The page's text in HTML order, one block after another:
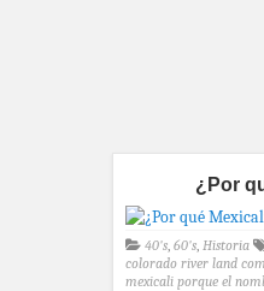
¿Por
40's, 60's, Historia
colorado river land
mexicali porque el